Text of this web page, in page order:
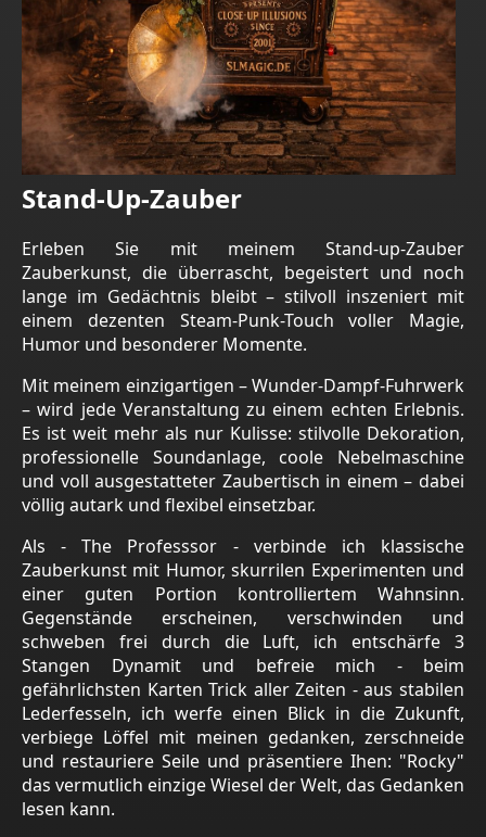
Stand-Up-Zauber
Erleben Sie mit meinem Stand-up-Zauber
Zauberkunst, die überrascht, begeistert und noch
lange im Gedächtnis bleibt – stilvoll inszeniert mit
einem dezenten Steam-Punk-Touch voller Magie,
Humor und besonderer Momente.
Mit meinem einzigartigen – Wunder-Dampf-Fuhrwerk
– wird jede Veranstaltung zu einem echten Erlebnis.
Es ist weit mehr als nur Kulisse: stilvolle Dekoration,
professionelle Soundanlage, coole Nebelmaschine
und voll ausgestatteter Zaubertisch in einem – dabei
völlig autark und flexibel einsetzbar.
Als - The Professsor - verbinde ich klassische
Zauberkunst mit Humor, skurrilen Experimenten und
einer guten Portion kontrolliertem Wahnsinn.
Gegenstände erscheinen, verschwinden und
schweben frei durch die Luft, ich entschärfe 3
Stangen Dynamit und befreie mich - beim
gefährlichsten Karten Trick aller Zeiten - aus stabilen
Lederfesseln, ich werfe einen Blick in die Zukunft,
verbiege Löffel mit meinen gedanken, zerschneide
und restauriere Seile und präsentiere Ihen: "Rocky"
das vermutlich einzige Wiesel der Welt, das Gedanken
lesen kann.